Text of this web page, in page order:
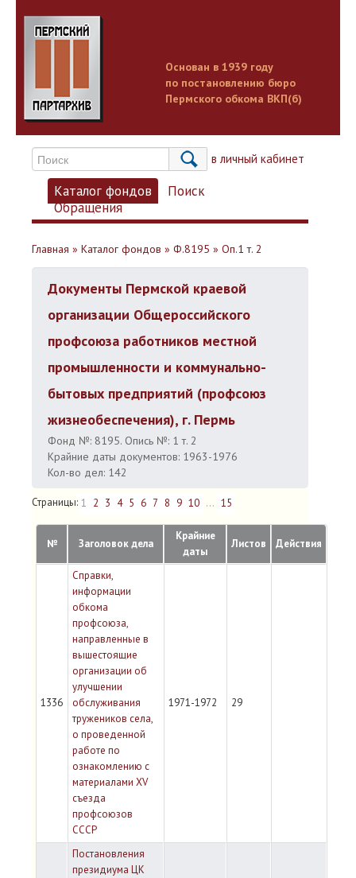
Основан в 1939 году
по постановлению бюро
Пермского обкома ВКП(б)
Вход в личный кабинет
Каталог фондов
Поиск
Обращения
Главная » Каталог фондов » Ф.8195 » Оп.1 т. 2
Документы Пермской краевой
организации Общероссийского
профсоюза работников местной
промышленности и коммунально-
бытовых предприятий (профсоюз
жизнеобеспечения), г. Пермь
Фонд №: 8195. Опись №: 1 т. 2
Крайние даты документов: 1963-1976
Кол-во дел: 142
Страницы: 1 2 3 4 5 6 7 8 9 10 ... 15
№ Заголовок дела
Крайние
даты
Листов Действия
1336
Справки,
информации
обкома
профсоюза,
направленные в
вышестоящие
организации об
улучшении
обслуживания
тружеников села,
о проведенной
работе по
ознакомлению с
материалами XV
съезда
профсоюзов
СССР
1971-1972 29
Постановления
президиума ЦК